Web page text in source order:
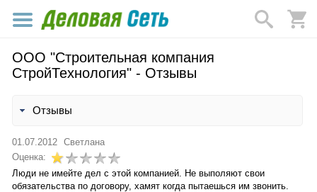
ООО "Строительная компания
СтройТехнология" - Отзывы
Отзывы
01.07.2012 Светлана
Оценка:
Люди не имейте дел с этой компанией. Не выполяют свои
обязательства по договору, хамят когда пытаешься им звонить.